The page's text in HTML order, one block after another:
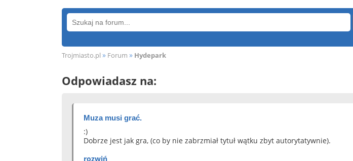
Trojmiasto.pl » Forum » Hydepark
Odpowiadasz na:
Muza musi grać.
:)
Dobrze jest jak gra, (co by nie zabrzmiał tytuł wątku zbyt autorytatywnie).
rozwiń